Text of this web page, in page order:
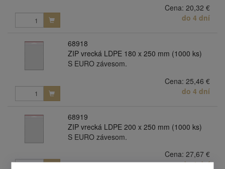
Cena: 20,32 €
do 4 dní
68918
ZIP vrecká LDPE 180 x 250 mm (1000 ks)
S EURO závesom.
Cena: 25,46 €
do 4 dní
68919
ZIP vrecká LDPE 200 x 250 mm (1000 ks)
S EURO závesom.
Cena: 27,67 €
do 4 dní